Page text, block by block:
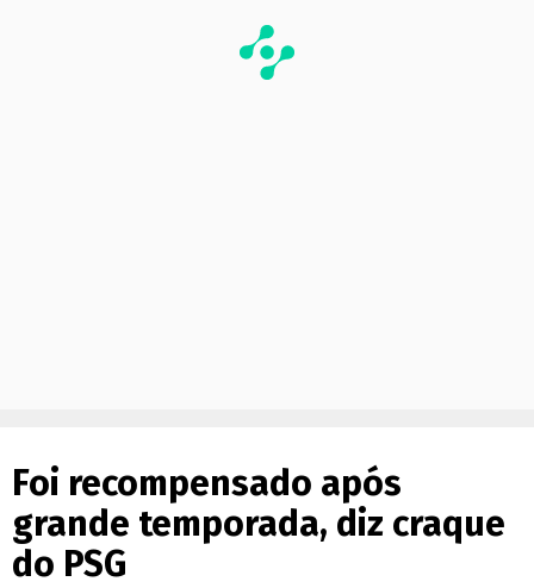
Foi recompensado após
grande temporada, diz craque
do PSG